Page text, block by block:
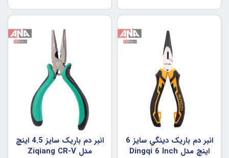
انبر دم باريک دينگي سايز 6
اينچ مدل Dingqi 6 Inch
انبر دم باريک سايز 4.5 اينچ
مدل Ziqiang CR-V